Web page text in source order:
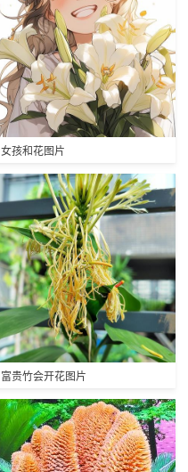
女孩和花图片
富贵竹会开花图片